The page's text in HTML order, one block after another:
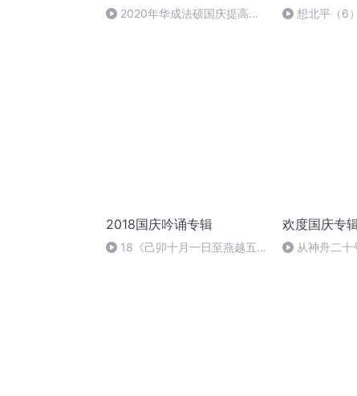
2020年华成法硕国庆提高班
想北平（6）
2018国庆吟诵专辑
18《己卯十月一日至燕越五
欢度国庆专
从神舟二十